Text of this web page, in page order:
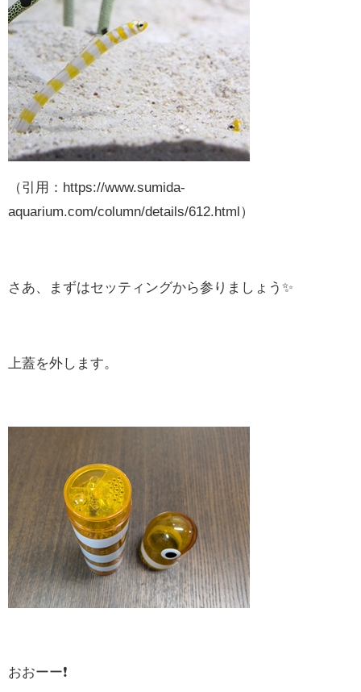
（引用：https://www.sumida-
aquarium.com/column/details/612.html）
さあ、まずはセッティングから参りましょう✨
上蓋を外します。
おおーー❗